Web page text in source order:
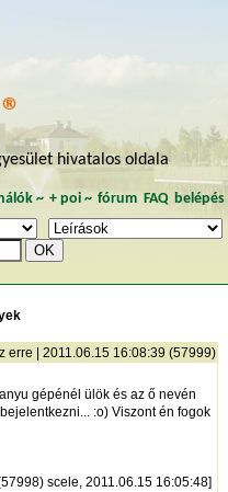
hivatalos oldala
~ +poi~ fórum FAQ belépés
erre | 2011.06.15 16:08:39 (57999)
gépénél ülök és az ő nevén
:o) Viszont én fogok
scele, 2011.06.15 16:05:48]